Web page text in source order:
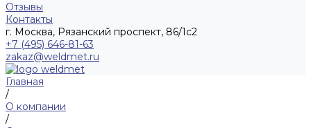
Отзывы
Контакты
г. Москва, Рязанский проспект, 86/1с2
+7 (495) 646-81-63
zakaz@weldmet.ru
Главная
/
О компании
/